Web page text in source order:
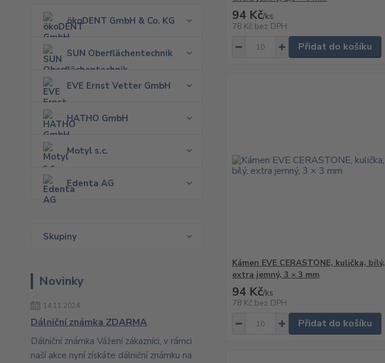
ökoDENT GmbH & Co. KG
SUN Oberflächentechnik
EVE Ernst Vetter GmbH
HATHO GmbH
Motyl s.c.
Edenta AG
Skupiny
Novinky
14.11.2024
Dálniční známka ZDARMA
Dálniční známka Vážení zákazníci, v rámci
naší akce nyní získáte dálniční známku na
94 Kč/ks
78 Kč bez DPH
Přidat do košíku
Kámen EVE CERASTONE, kulička, bílý,
extra jemný, 3 × 3 mm
94 Kč/ks
78 Kč bez DPH
Přidat do košíku